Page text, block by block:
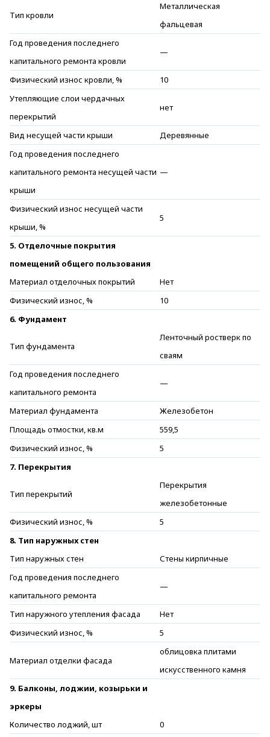
Тип кровли
Металлическая
фальцевая
Год проведения последнего
капитального ремонта кровли
—
Физический износ кровли, %
10
Утепляющие слои чердачных
перекрытий
нет
Вид несущей части крыши
Деревянные
Год проведения последнего
капитального ремонта несущей части
крыши
—
Физический износ несущей части
крыши, %
5
5. Отделочные покрытия
помещений общего пользования
Материал отделочных покрытий
Нет
Физический износ, %
10
6. Фундамент
Тип фундамента
Ленточный ростверк по
сваям
Год проведения последнего
капитального ремонта
—
Материал фундамента
Железобетон
Площадь отмостки, кв.м
559,5
Физический износ, %
5
7. Перекрытия
Тип перекрытий
Перекрытия
железобетонные
Физический износ, %
5
8. Тип наружных стен
Тип наружных стен
Стены кирпичные
Год проведения последнего
капитального ремонта
—
Тип наружного утепления фасада
Нет
Физический износ, %
5
Материал отделки фасада
облицовка плитами
искусственного камня
9. Балконы, лоджии, козырьки и
эркеры
Количество лоджий, шт
0